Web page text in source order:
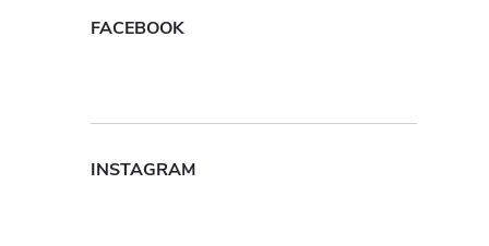
P
s
FACEBOOK
INSTAGRAM